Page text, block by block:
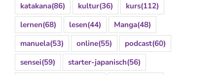
katakana(86) kultur(36) kurs(112)
lernen(68) lesen(44) Manga(48)
manuela(53) online(55) podcast(60)
sensei(59) starter-japanisch(56)